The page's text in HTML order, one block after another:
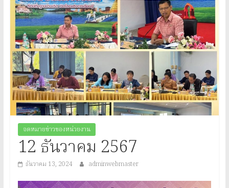
การสำนักงานส่งเสริมการเรียนรู้ประจำจังหวัดแพร่ และนางสาวรติรัตน์ อิน
ต์ธะวิชัย รองผู้อำนวยการสำนักงานส่งเสริมการเรียนรู้ประจำจังหวัดแพร่
ร่วมเป็นประธานกรรมการการพิจารณาประกวดแข่งขันแนวปฏิบัติที่ดี การ
ดำเนินโครงการทุนการศึกษาเด็กสภาวะยากลำบาก ในเขตพื้นที่สูงภาคเหนือ
ประจำปีงบประมาณ พ.ศ.2569 ระดับจังหวัด ณ ห้องประชุมชั้น 2
สำนักงานส่งเสริมการเรียนรู้ประจำจังหวัดแพร่
การ
เรียน
รู้
ประจำ
จังหวัด
แพร่
Provincial
จดหมายข่าวของหน่วยงาน
12 ธันวาคม 2567
ธันวาคม 13, 2024 adminwebmaster